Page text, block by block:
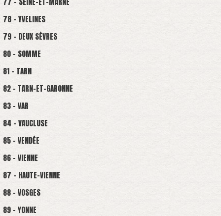
78 - YVELINES
79 - DEUX SÈVRES
80 - SOMME
81 - TARN
82 - TARN-ET-GARONNE
83 - VAR
84 - VAUCLUSE
85 - VENDÉE
86 - VIENNE
87 - HAUTE-VIENNE
88 - VOSGES
89 - YONNE